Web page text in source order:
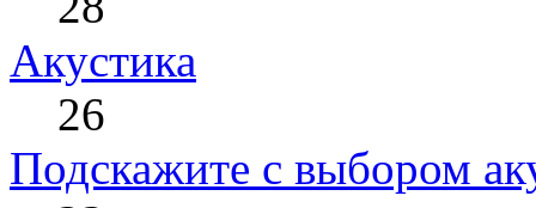
Акустика
26
Подскажите с выбором